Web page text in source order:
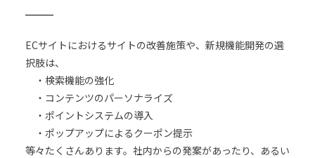
ECサイトにおけるサイトの改善施策や、新規機能開発の選
択肢は、
・検索機能の強化
・コンテンツのパーソナライズ
・ポイントシステムの導入
・ポップアップによるクーポン提示
等々たくさんあります。社内からの発案があったり、あるい